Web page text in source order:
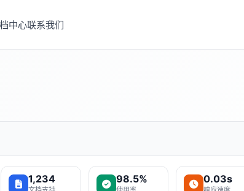
中心联系我们
1,234 98.5% 0.03s